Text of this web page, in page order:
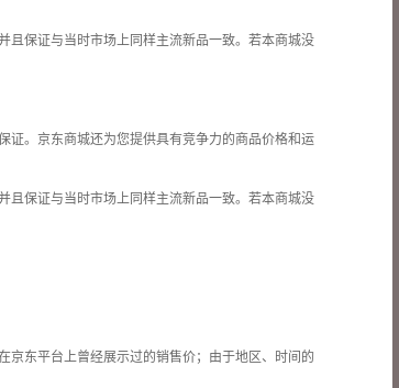
且保证与当时市场上同样主流新品一致。若本商城没
证。京东商城还为您提供具有竞争力的商品价格和运
且保证与当时市场上同样主流新品一致。若本商城没
京东平台上曾经展示过的销售价；由于地区、时间的